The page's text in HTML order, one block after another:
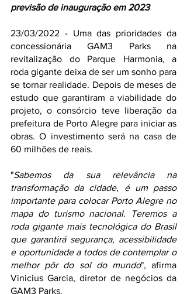
previsão de inauguração em 2023
23/03/2022 - Uma das prioridades da
concessionária GAM3 Parks na
revitalização do Parque Harmonia, a
roda gigante deixa de ser um sonho para
se tornar realidade. Depois de meses de
estudo que garantiram a viabilidade do
projeto, o consórcio teve liberação da
prefeitura de Porto Alegre para iniciar as
obras. O investimento será na casa de
60 milhões de reais.
"Sabemos da sua relevância na
transformação da cidade, é um passo
importante para colocar Porto Alegre no
mapa do turismo nacional. Teremos a
roda gigante mais tecnológica do Brasil
que garantirá segurança, acessibilidade
e oportunidade a todos de contemplar o
melhor pôr do sol do mundo", afirma
Vinicius Garcia, diretor de negócios da